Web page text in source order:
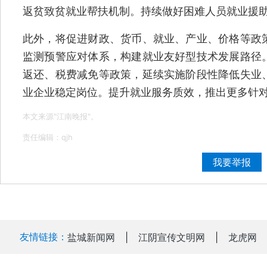
返贫致贫就业帮扶机制。持续做好困难人员就业援
此外，将促进财政、货币、就业、产业、价格等
监测预警应对体系，构建就业友好型技术发展路
返还、税费减免等政策，延续实施阶段性降低失
业企业稳定岗位。提升就业服务质效，推出更多针
本文来源"江南晚报"。
责任编辑：qjh
我要举报
友情链接： 盐城新闻网 江阴宣传文明网 龙虎网